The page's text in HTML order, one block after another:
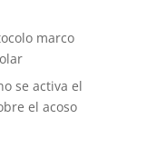
marco
se activa el
el acoso